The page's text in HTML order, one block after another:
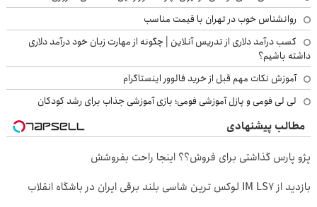
روانشناس خوب در تهران با قیمت مناسب
کسب درآمد دلاری از تدریس آنلاین | چگونه از مهارت زبان خود درآمد دلاری
داشته باشیم؟
آموزش نکات مهم قبل از خرید فالوور اینستاگرام
لی لی فومی و پازل آموزشی فومی؛ بازی آموزشی جذاب برای رشد کودکان
مطالب پیشنهادی
پژو پارس گذاشتی برای فروش؟؟ اینجا راحت بفروشش
بازدید از IM LS7 لوکس ترین شاسی بلند برقی ایران در باشگاه انقلاب